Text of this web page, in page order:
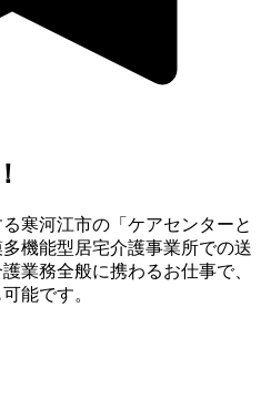
寒河江市の「ケアセンターと
機能型居宅介護事業所での送
業務全般に携わるお仕事で、
能です。